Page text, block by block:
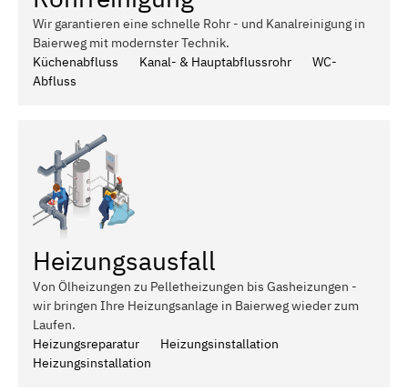
Wir garantieren eine schnelle Rohr - und Kanalreinigung in
Baierweg mit modernster Technik.
Küchenabfluss
Kanal- & Hauptabflussrohr
WC-
Abfluss
Heizungsausfall
Von Ölheizungen zu Pelletheizungen bis Gasheizungen -
wir bringen Ihre Heizungsanlage in Baierweg wieder zum
Laufen.
Heizungsreparatur
Heizungsinstallation
Heizungsinstallation